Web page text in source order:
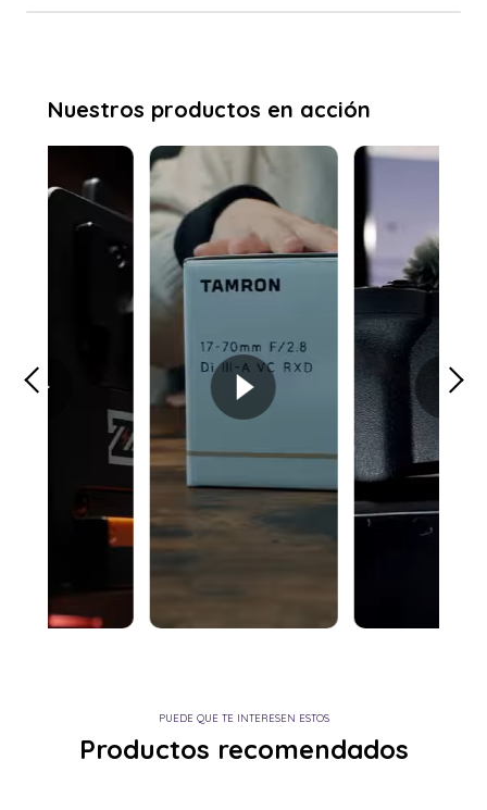
PUEDE QUE TE INTERESEN ESTOS
Productos recomendados